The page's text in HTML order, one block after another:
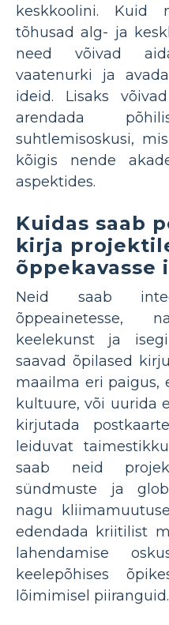
keskkoolini.
tõhusad alg- ja
need võivad
vaatenurki ja
ideid. Lisaks
arendada
suhtlemisoskusi,
kõigis nende
aspektides.
Kuidas saab
kirja
õppekavasse
Neid saab
õppeainetesse,
keelekunst ja
saavad õpilased
maailma eri paigus,
kultuure, või uurida
kirjutada
leiduvat
saab neid
sündmuste ja
nagu
edendada kriitilist
lahendamise
keelepõhises
lõimimisel piiranguid.